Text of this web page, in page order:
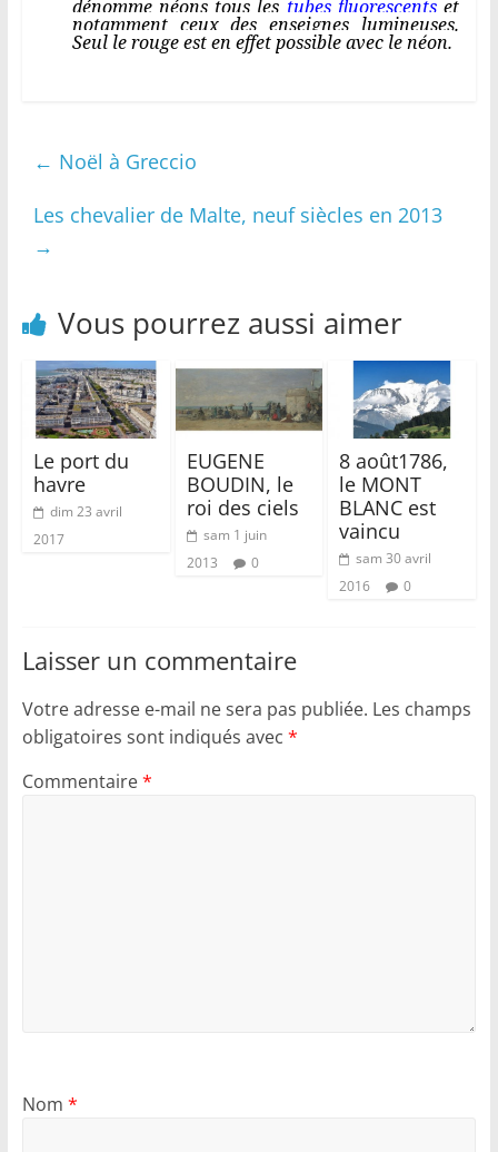
dénomme néons tous les tubes fluorescentset
notamment ceux des enseignes lumineuses.
Seul le rouge est en effet possible avec le néon.
← Noël à Greccio
Les chevalier de Malte, neuf siècles en 2013
→
Vous pourrez aussi aimer
Le port du
havre
dim 23 avril
2017
EUGENE
BOUDIN, le
roi des ciels
sam 1 juin
2013
0
8 août1786,
le MONT
BLANC est
vaincu
sam 30 avril
2016
0
Laisser un commentaire
Votre adresse e-mail ne sera pas publiée. Les champs
obligatoires sont indiqués avec *
Commentaire*
Nom *